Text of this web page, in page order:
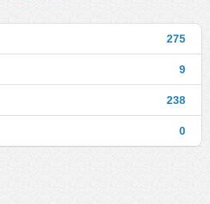
275
9
238
0